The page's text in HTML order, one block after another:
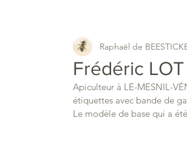
Frédéric LOT
Raphaël de
Apiculteur à LE-MESNIL-
étiquettes avec bande de
Le modèle de base qui a